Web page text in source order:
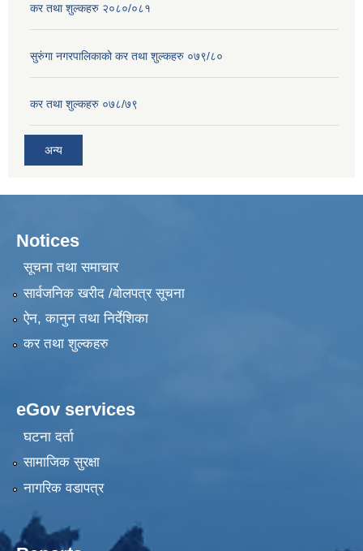
कर तथा शुल्कहरु २०८०/०८१
सुरुंगा नगरपालिकाको कर तथा शुल्कहरु ०७९/८०
कर तथा शुल्कहरु ०७८/७९
अन्य
Notices
सूचना तथा समाचार
सार्वजनिक खरीद /बोलपत्र सूचना
ऐन, कानुन तथा निर्देशिका
कर तथा शुल्कहरु
eGov services
घटना दर्ता
सामाजिक सुरक्षा
नागरिक वडापत्र